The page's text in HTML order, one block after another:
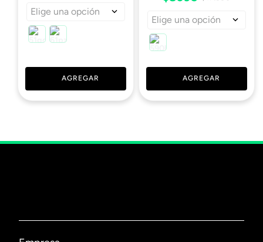
Elige una opción
AGREGAR
Elige una opción
AGREGAR